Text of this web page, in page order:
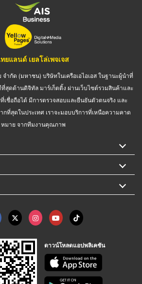
ยแลนด์ เยลโล่เพจเจส
จำกัด (มหาชน) บริษัทในเครือเอไอเอส ในฐานะผู้นำที่
สุดด้านดิจิทัล มาร์เก็ตติ้ง ผ่านเว็บไซต์รวมสินค้าและ
เชื่อถือได้ มีการตรวจสอบและยืนยันตัวตนจริง และ
ที่สุดในประเทศ เราจะมอบบริการที่เหนือความคาด
หมาย จากทีมงานคุณภาพ
ดาวน์โหลดแอปพลิเคชัน